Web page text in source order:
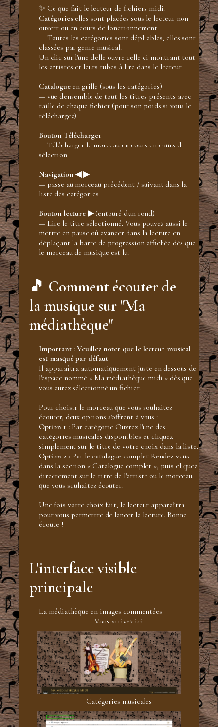
✨ Ce que fait le lecteur de fichiers midi:
Catégories elles sont placées sous le lecteur non
ouvert ou en cours de fonctionnement
— Toutes les catégories sont dépliables, elles sont
classées par genre musical.
Un clic sur l'une d'elle ouvre celle ci montrant tout
les artistes et leurs tubes à lire dans le lecteur.
Catalogue en grille (sous les catégories)
— vue d'ensemble de tout les titres présents avec
taille de chaque fichier (pour son poids si vous le
téléchargez)
Bouton Télécharger
— Télécharger le morceau en cours en cours de
sélection
Navigation ◀ ▶
— passe au morceau précédent / suivant dans la
liste des catégories
Bouton lecture ▶(entouré d'un rond)
— Lire le titre sélectionné. Vous pouvez aussi le
mettre en pause où avancer dans la lecture en
déplaçant la barre de progression affichée dés que
le morceau de musique est lu.
🎵 Comment écouter de
la musique sur "Ma
médiathèque"
Important : Veuillez noter que le lecteur musical
est masqué par défaut.
Il apparaîtra automatiquement juste en dessous de
l'espace nommé « Ma médiathèque midi » dès que
vous aurez sélectionné un fichier.
Pour choisir le morceau que vous souhaitez
écouter, deux options s'offrent à vous :
Option 1 : Par catégorie Ouvrez l'une des
catégories musicales disponibles et cliquez
simplement sur le titre de votre choix dans la liste.
Option 2 : Par le catalogue complet Rendez-vous
dans la section « Catalogue complet », puis cliquez
directement sur le titre de l'artiste ou le morceau
que vous souhaitez écouter.
Une fois votre choix fait, le lecteur apparaîtra
pour vous permettre de lancer la lecture. Bonne
écoute !
L'interface visible
principale
La médiathèque en images commentées
Vous arrivez ici
Catégories musicales